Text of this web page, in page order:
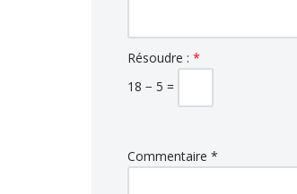
Résoudre : *
18 − 5 =
Commentaire *